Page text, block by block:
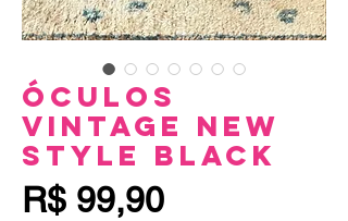
Óculos
Vintage New
Style Black
R$ 99,90Preço